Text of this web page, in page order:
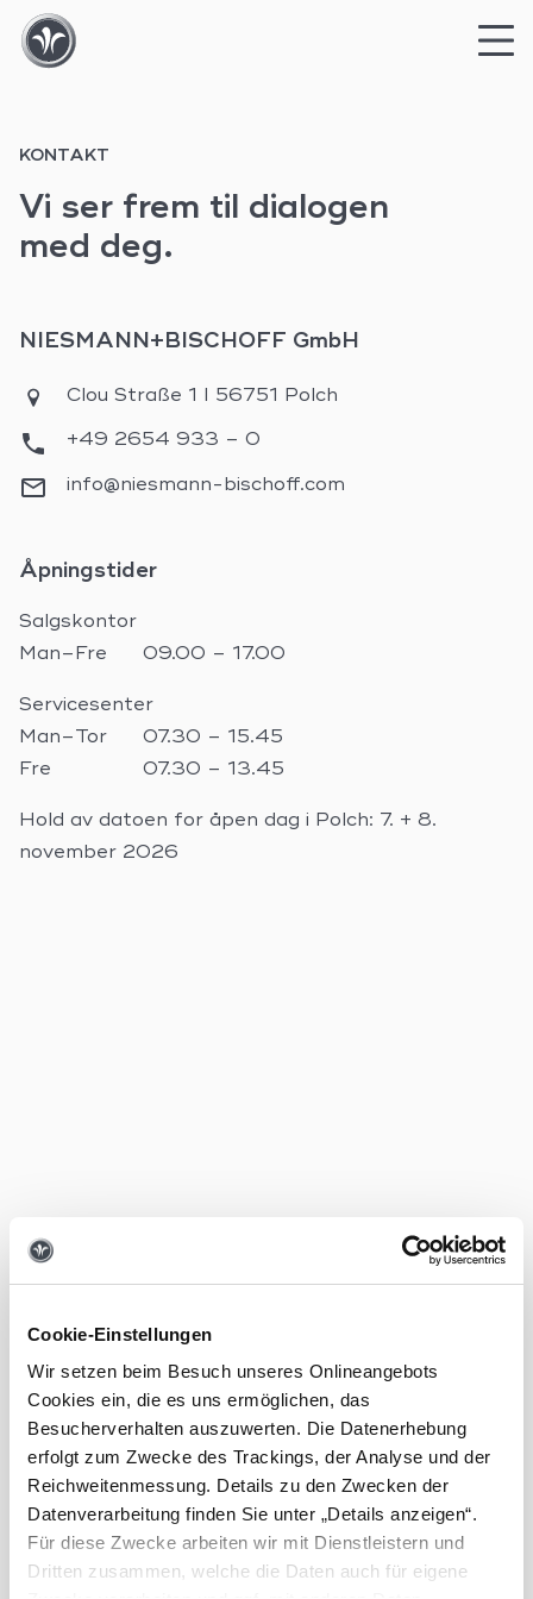
Cookie-Einstellungen
Wir setzen beim Besuch unseres Onlineangebots
Cookies ein, die es uns ermöglichen, das
Besucherverhalten auszuwerten. Die Datenerhebung
erfolgt zum Zwecke des Trackings, der Analyse und der
Reichweitenmessung. Details zu den Zwecken der
Datenverarbeitung finden Sie unter „Details anzeigen“.
Für diese Zwecke arbeiten wir mit Dienstleistern und
Dritten zusammen, welche die Daten auch für eigene
content
KONTAKT
Vi ser frem til dialogen
med deg.
NIESMANN+BISCHOFF GmbH
Clou Straße 1 I 56751 Polch
+49 2654 933 – 0
info@niesmann-bischoff.com
Åpningstider
Salgskontor
Man–Fre
09.00 – 17.00
Servicesenter
Man–Tor
07.30 – 15.45
Fre
07.30 – 13.45
Hold av datoen for åpen dag i Polch: 7. + 8.
november 2026